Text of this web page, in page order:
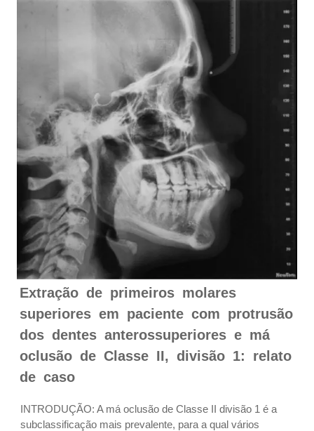
Extração de primeiros molares
superiores em paciente com protrusão
dos dentes anterossuperiores e má
oclusão de Classe II, divisão 1: relato
de caso
INTRODUÇÃO: A má oclusão de Classe II divisão 1 é a
subclassificação mais prevalente, para a qual vários